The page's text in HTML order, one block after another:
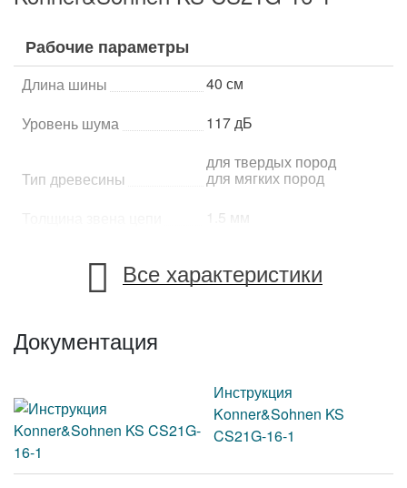
Рабочие параметры
Длина шины
40 см
Уровень шума
117 дБ
Тип древесины
для твердых пород
для мягких пород
1.5 мм
Характеристики двигателя и устройства
Питание
Обороты двигателя
8500 об/мин
Объем двигателя
45 см.куб.
Мощность
2.1 л.с.
Все характеристики
Документация
Инструкция
Konner&Sohnen KS
CS21G-16-1